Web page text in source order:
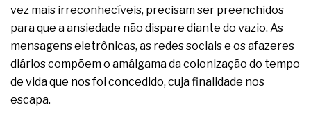
As variações dimensionais dos produtos de
materiais cimentícios com fibra de vidro
A próxima vantagem competitiva não está no
modelo de IA
A IA elevou a régua do comprador B2B e a venda
complexa ficou ainda mais humana
vez mais irreconhecíveis, precisam ser preenchidos
para que a ansiedade não dispare diante do vazio. As
mensagens eletrônicas, as redes sociais e os afazeres
diários compõem o amálgama da colonização do tempo
de vida que nos foi concedido, cuja finalidade nos
escapa.